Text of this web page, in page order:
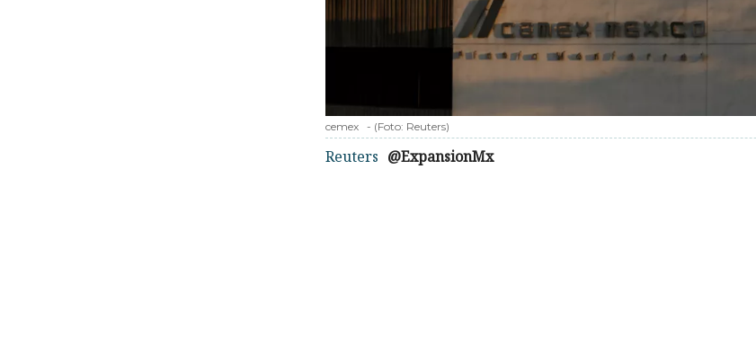
cemex - (Foto: Reuters)
Reuters @ExpansionMx